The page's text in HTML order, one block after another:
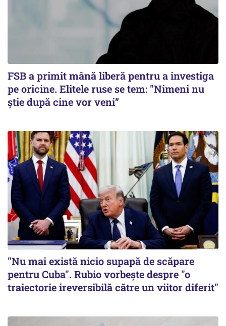
FSB a primit mână liberă pentru a investiga
pe oricine. Elitele ruse se tem: "Nimeni nu
știe după cine vor veni”
"Nu mai există nicio supapă de scăpare
pentru Cuba". Rubio vorbește despre "o
traiectorie ireversibilă către un viitor diferit"